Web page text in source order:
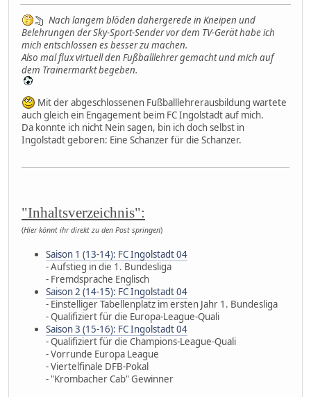
Nach langem blöden dahergerede in Kneipen und
Belehrungen der Sky-Sport-Sender vor dem TV-Gerät habe ich
mich entschlossen es besser zu machen.
Also mal flux virtuell den Fußballlehrer gemacht und mich auf
dem Trainermarkt begeben.
Mit der abgeschlossenen Fußballlehrerausbildung wartete
auch gleich ein Engagement beim FC Ingolstadt auf mich.
Da konnte ich nicht Nein sagen, bin ich doch selbst in
Ingolstadt geboren: Eine Schanzer für die Schanzer.
"Inhaltsverzeichnis":
(Hier könnt ihr direkt zu den Post springen)
Saison 1 (13-14): FC Ingolstadt 04
- Aufstieg in die 1. Bundesliga
- Fremdsprache Englisch
Saison 2 (14-15): FC Ingolstadt 04
- Einstelliger Tabellenplatz im ersten Jahr 1. Bundesliga
- Qualifiziert für die Europa-League-Quali
Saison 3 (15-16): FC Ingolstadt 04
- Qualifiziert für die Champions-League-Quali
- Vorrunde Europa League
- Viertelfinale DFB-Pokal
- "Krombacher Cab" Gewinner